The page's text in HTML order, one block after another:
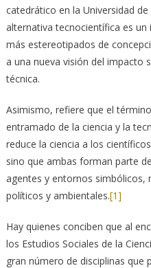
catedrático en la Universidad
alternativa tecnocientífica es
más estereotipados de
a una nueva visión del impacto
técnica.
Asimismo, refiere que el
entramado de la ciencia y la
reduce la ciencia a los
sino que ambas forman parte
agentes y entornos simbólicos,
políticos y ambientales.[1]
Hay quienes conciben que al
los Estudios Sociales de la
gran número de disciplinas que